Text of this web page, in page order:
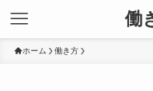
働
ホーム 働き方